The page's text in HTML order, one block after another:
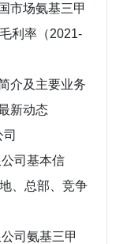
市场氨基三甲
利率（2021-
介及主要业务
新动态
司基本信
、总部、竞争
司氨基三甲